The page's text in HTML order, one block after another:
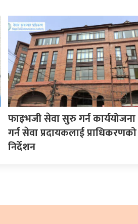
फाइभजी सेवा सुरु गर्न
गर्न सेवा प्रदायकलाई प्राधिकरणको
निर्देशन